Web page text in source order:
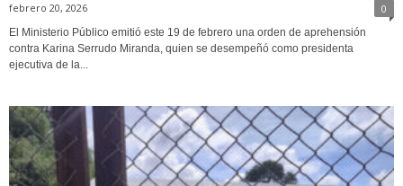
febrero 20, 2026 0
El Ministerio Público emitió este 19 de febrero una orden de aprehensión
contra Karina Serrudo Miranda, quien se desempeñó como presidenta
ejecutiva de la...